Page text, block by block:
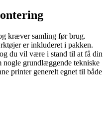
kræver samling før brug.
er inkluderet i pakken.
du vil være i stand til at få din
nogle grundlæggende tekniske
printer generelt egnet til både